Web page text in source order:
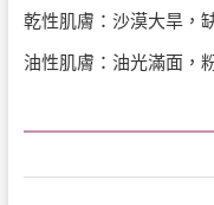
乾性肌膚：沙漠大旱，
油性肌膚：油光滿面，